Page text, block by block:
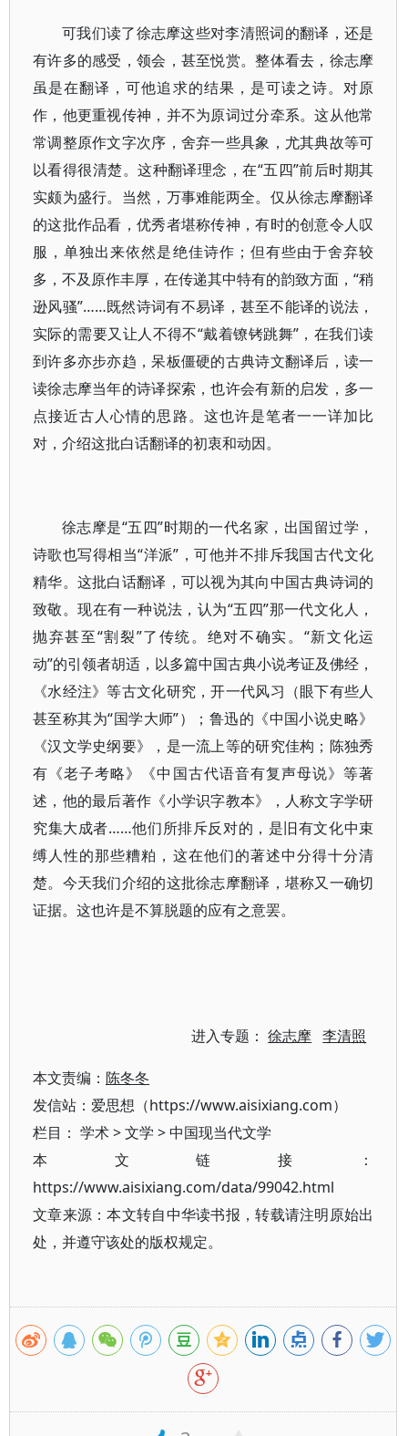
可我们读了徐志摩这些对李清照词的翻译，还是
有许多的感受，领会，甚至悦赏。整体看去，徐志摩
虽是在翻译，可他追求的结果，是可读之诗。对原
作，他更重视传神，并不为原词过分牵系。这从他常
常调整原作文字次序，舍弃一些具象，尤其典故等可
以看得很清楚。这种翻译理念，在“五四”前后时期其
实颇为盛行。当然，万事难能两全。仅从徐志摩翻译
的这批作品看，优秀者堪称传神，有时的创意令人叹
服，单独出来依然是绝佳诗作；但有些由于舍弃较
多，不及原作丰厚，在传递其中特有的韵致方面，“稍
逊风骚”……既然诗词有不易译，甚至不能译的说法，
实际的需要又让人不得不“戴着镣铐跳舞”，在我们读
到许多亦步亦趋，呆板僵硬的古典诗文翻译后，读一
读徐志摩当年的诗译探索，也许会有新的启发，多一
点接近古人心情的思路。这也许是笔者一一详加比
对，介绍这批白话翻译的初衷和动因。
徐志摩是“五四”时期的一代名家，出国留过学，
诗歌也写得相当“洋派”，可他并不排斥我国古代文化
精华。这批白话翻译，可以视为其向中国古典诗词的
致敬。现在有一种说法，认为“五四”那一代文化人，
抛弃甚至“割裂”了传统。绝对不确实。“新文化运
动”的引领者胡适，以多篇中国古典小说考证及佛经，
《水经注》等古文化研究，开一代风习（眼下有些人
甚至称其为“国学大师”）；鲁迅的《中国小说史略》
《汉文学史纲要》，是一流上等的研究佳构；陈独秀
有《老子考略》《中国古代语音有复声母说》等著
述，他的最后著作《小学识字教本》，人称文字学研
究集大成者……他们所排斥反对的，是旧有文化中束
缚人性的那些糟粕，这在他们的著述中分得十分清
楚。今天我们介绍的这批徐志摩翻译，堪称又一确切
证据。这也许是不算脱题的应有之意罢。
进入专题：徐志摩 李清照
本文责编： 陈冬冬
发信站：爱思想（https://www.aisixiang.com）
栏目： 学术>文学 >中国现当代文学
本文链接：
https://www.aisixiang.com/data/99042.html
文章来源：本文转自中华读书报，转载请注明原始出
处，并遵守该处的版权规定。